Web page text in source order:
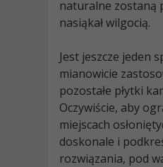
naturalne zostaną
nasiąkał wilgocią.
Jest jeszcze jeden
mianowicie
pozostałe płytki
Oczywiście, aby
miejscach
doskonale i
rozwiązania, pod